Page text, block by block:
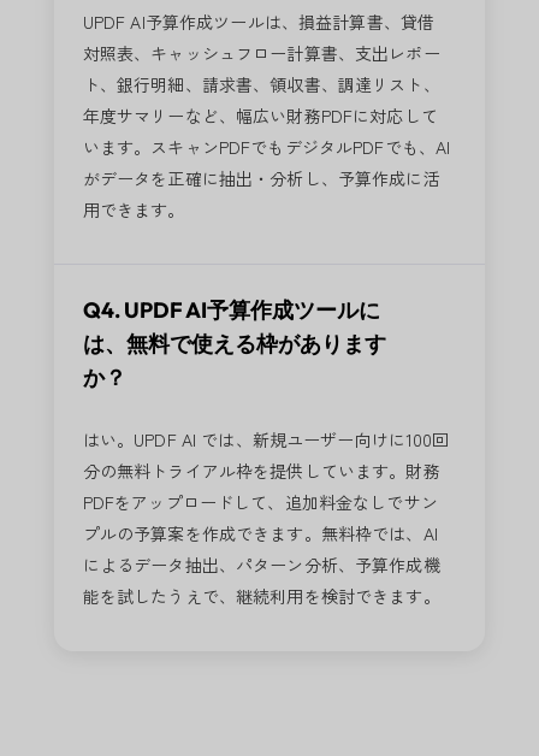
UPDF AI予算作成ツールは、損益計算書、貸借
対照表、キャッシュフロー計算書、支出レポー
ト、銀行明細、請求書、領収書、調達リスト、
年度サマリーなど、幅広い財務PDFに対応して
います。スキャンPDFでもデジタルPDFでも、AI
がデータを正確に抽出・分析し、予算作成に活
用できます。
Q4. UPDF AI予算作成ツールに
は、無料で使える枠があります
か？
はい。UPDF AI では、新規ユーザー向けに100回
分の無料トライアル枠を提供しています。財務
PDFをアップロードして、追加料金なしでサン
プルの予算案を作成できます。無料枠では、AI
によるデータ抽出、パターン分析、予算作成機
能を試したうえで、継続利用を検討できます。